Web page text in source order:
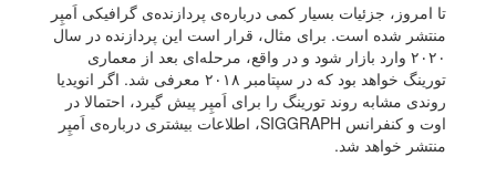
تا امروز، جزئیات بسیار کمی درباره‌ی پردازنده‌ی گرافیکی اَمپِر
منتشر شده است. برای مثال، قرار است این پردازنده در سال
۲۰۲۰ وارد بازار شود و در واقع، مرحله‌ای بعد از معماری
تورینگ خواهد بود که در سپتامبر ۲۰۱۸ معرفی شد. اگر انویدیا
روندی مشابه روند تورینگ را برای اَمپِر پیش گیرد، احتمالا در
اوت و کنفرانس SIGGRAPH، اطلاعات بیشتری درباره‌ی اَمپِر
منتشر خواهد شد.